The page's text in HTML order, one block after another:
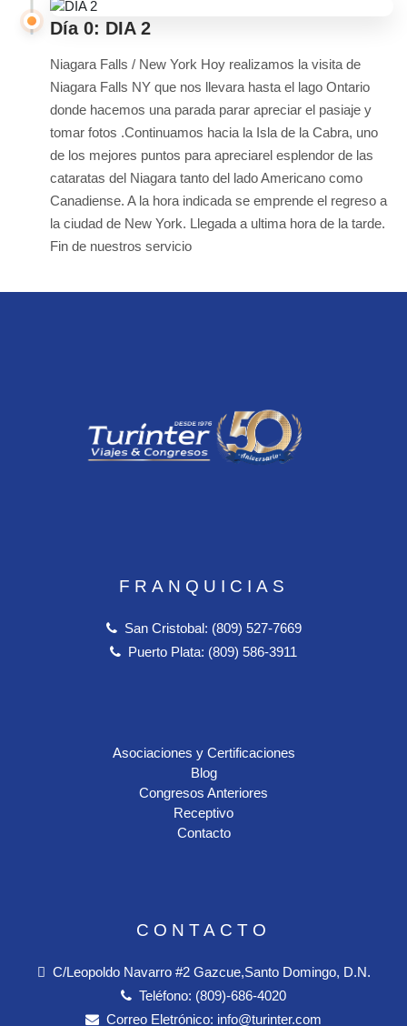
Día 0: DIA 2
Niagara Falls / New York Hoy realizamos la visita de
Niagara Falls NY que nos llevara hasta el lago Ontario
donde hacemos una parada parar apreciar el pasiaje y
tomar fotos .Continuamos hacia la Isla de la Cabra, uno
de los mejores puntos para apreciarel esplendor de las
cataratas del Niagara tanto del lado Americano como
Canadiense. A la hora indicada se emprende el regreso a
la ciudad de New York. Llegada a ultima hora de la tarde.
Fin de nuestros servicio
FRANQUICIAS
San Cristobal: (809) 527-7669
Puerto Plata: (809) 586-3911
Asociaciones y Certificaciones
Blog
Congresos Anteriores
Receptivo
Contacto
CONTACTO
C/Leopoldo Navarro #2 Gazcue,Santo Domingo, D.N.
Teléfono: (809)-686-4020
Correo Eletrónico: info@turinter.com